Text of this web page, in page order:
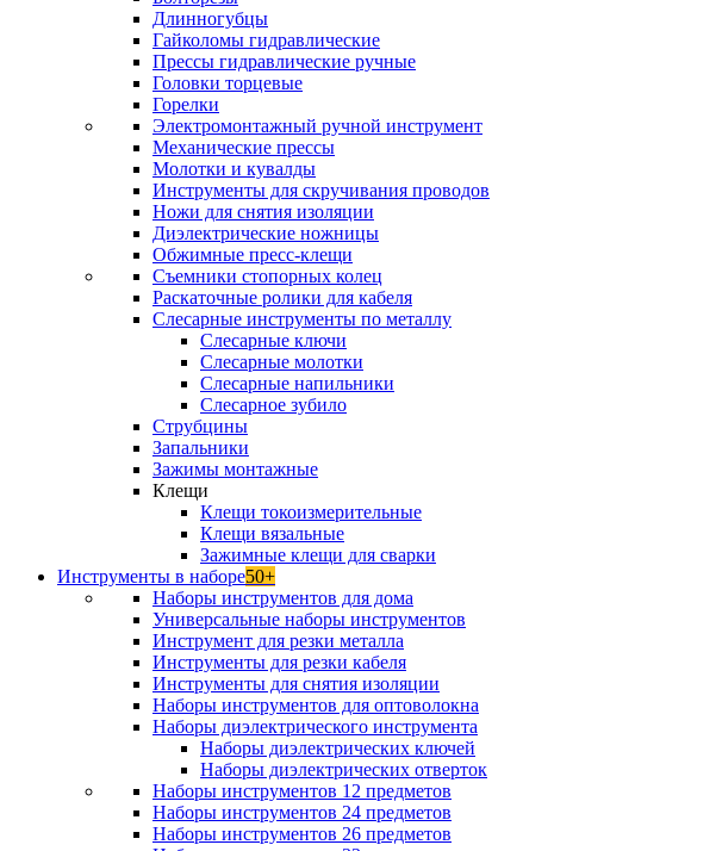
Длинногубцы
Гайколомы гидравлические
Прессы гидравлические ручные
Головки торцевые
Горелки
Электромонтажный ручной инструмент
Механические прессы
Молотки и кувалды
Инструменты для скручивания проводов
Ножи для снятия изоляции
Диэлектрические ножницы
Обжимные пресс-клещи
Съемники стопорных колец
Раскаточные ролики для кабеля
Слесарные инструменты по металлу
Слесарные ключи
Слесарные молотки
Слесарные напильники
Слесарное зубило
Струбцины
Запальники
Зажимы монтажные
Клещи
Клещи токоизмерительные
Клещи вязальные
Зажимные клещи для сварки
Инструменты в наборе50+
Наборы инструментов для дома
Универсальные наборы инструментов
Инструмент для резки металла
Инструменты для резки кабеля
Инструменты для снятия изоляции
Наборы инструментов для оптоволокна
Наборы диэлектрического инструмента
Наборы диэлектрических ключей
Наборы диэлектрических отверток
Наборы инструментов 12 предметов
Наборы инструментов 24 предметов
Наборы инструментов 26 предметов